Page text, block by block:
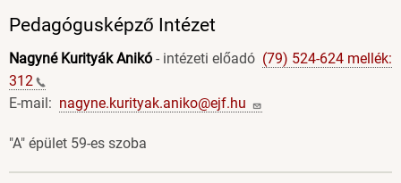
Pedagógusképző Intézet
Nagyné Kurityák Anikó - intézeti előadó (79) 524-624 mellék:
312
E-mail: nagyne.kurityak.aniko@ejf.hu
"A" épület 59-es szoba